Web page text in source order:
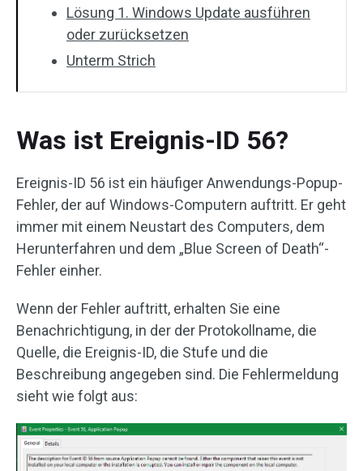
Lösung 1. Windows Update ausführen
oder zurücksetzen
Unterm Strich
Was ist Ereignis-ID 56?
Ereignis-ID 56 ist ein häufiger Anwendungs-Popup-
Fehler, der auf Windows-Computern auftritt. Er geht
immer mit einem Neustart des Computers, dem
Herunterfahren und dem „Blue Screen of Death“-
Fehler einher.
Wenn der Fehler auftritt, erhalten Sie eine
Benachrichtigung, in der der Protokollname, die
Quelle, die Ereignis-ID, die Stufe und die
Beschreibung angegeben sind. Die Fehlermeldung
sieht wie folgt aus: